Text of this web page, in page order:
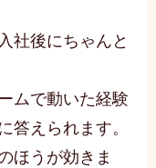
社後にちゃんと
ムで動いた経験
答えられます。
ほうが効きま